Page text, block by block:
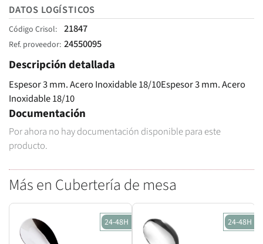
DATOS LOGÍSTICOS
Código Crisol 21847
Ref. proveedor 24550095
Descripción detallada
Espesor 3 mm. Acero Inoxidable 18/10Espesor 3 mm. Acero
Inoxidable 18/10
Documentación
Por ahora no hay documentación disponible para este
producto.
Más en Cubertería de mesa
24-48H 24-48H